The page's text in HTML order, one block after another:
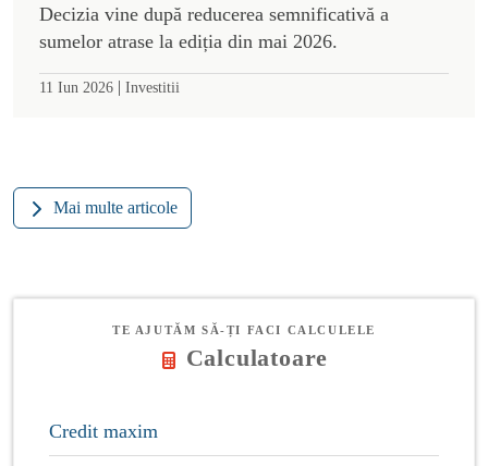
Decizia vine după reducerea semnificativă a
sumelor atrase la ediția din mai 2026.
11 Iun 2026 | Investitii
Mai multe articole
TE AJUTĂM SĂ-ȚI FACI CALCULELE
Calculatoare
Credit maxim